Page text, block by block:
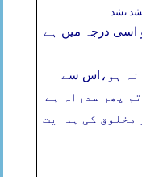
نشد
اسی درجہ میں ہے
اس سے ہو،
پھر سدراہ ہے
مخلوق کی ہدایت